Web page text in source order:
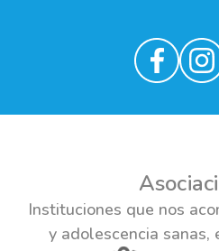
Instituciones que nos
y adolescencia sanas,